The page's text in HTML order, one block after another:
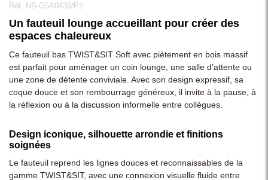
Réf. NB-G5A0439/P1
Un fauteuil lounge accueillant pour créer des
espaces chaleureux
Ce fauteuil bas TWIST&SIT Soft avec piètement en bois massif
est parfait pour aménager un coin lounge, une salle d’attente ou
une zone de détente conviviale. Avec son design expressif, sa
coque douce et son rembourrage généreux, il invite à la pause, à
la réflexion ou à la discussion informelle entre collègues.
Design iconique, silhouette arrondie et finitions
soignées
Le fauteuil reprend les lignes douces et reconnaissables de la
gamme TWIST&SIT, avec une connexion visuelle fluide entre